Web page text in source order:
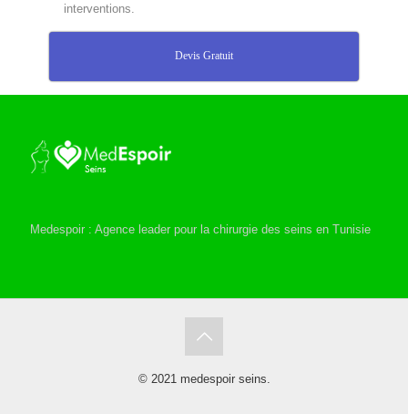
interventions.
Devis Gratuit
Medespoir : Agence leader pour la chirurgie des seins en Tunisie
© 2021 medespoir seins.